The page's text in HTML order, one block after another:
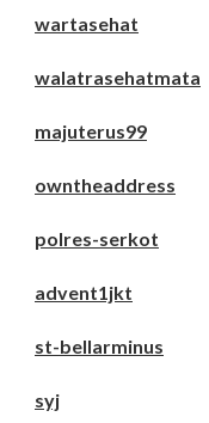
wartasehat
walatrasehatmata
majuterus99
owntheaddress
polres-serkot
advent1jkt
st-bellarminus
syj